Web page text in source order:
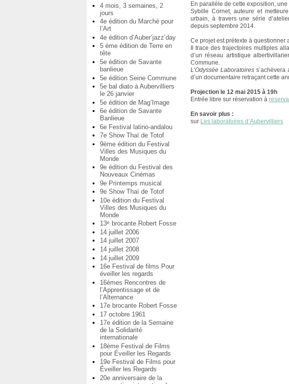
4 mois, 3 semaines, 2
jours
4e édition du Marché pour
l’Art
4e édition d’Auber’jazz’day
5 ème édition de Terre en
tête
5e édition de Savante
banlieue
5e édition Seine Commune
5e bal diato à Aubervilliers
le 26 janvier
5e édition de Mag’Image
6e édition de Savante
Banlieue
6e Festival latino-andalou
7e Show Thaï de Totof
9ème édition du Festival
Villes des Musiques du
Monde
9e édition du Festival des
Nouveaux Cinémas
9e Printemps musical
9e Show Thaï de Totof
10e édition du Festival
Villes des Musiques du
Monde
13e
brocante Robert Fosse
14 juillet 2006
14 juillet 2007
14 juillet 2008
14 juillet 2009
16e Festival de films Pour
éveiller les regards
16èmes Rencontres de
l’Apprentissage et de
l’Alternance
17e brocante Robert Fosse
17 octobre 1961
17e édition de la Semaine
de la Solidarité
internationale
18ème Festival de Films
pour Éveiller les Regards
19e Festival de Films pour
Éveiller les Regards
20e anniversaire de la
En parallèle de cette exposition,
Sybille Cornet, auteure et
urbain, à travers une série
depuis septembre 2014.
Ce projet est prétexte à questionner
Il trace des trajectoires multiples
d’un réseau artistique
Commune.
L’Odyssée Laboratoires
d’un documentaire retraçant cette
Projection le 12 mai 2015 à 19h
Entrée libre sur réservation à
En savoir plus :
sur Les laboratoires d’Aubervilliers